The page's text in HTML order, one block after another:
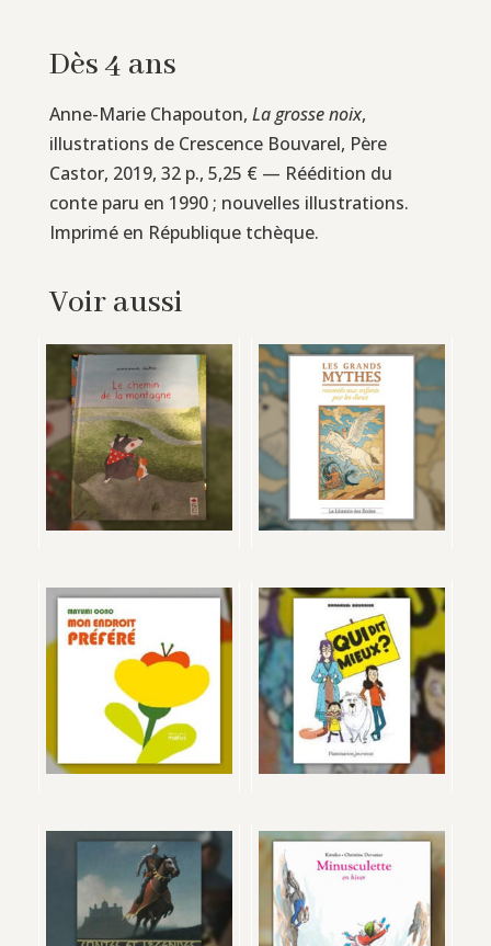
Dès 4 ans
Anne-Marie Chapouton, La grosse noix,
illustrations de Crescence Bouvarel, Père
Castor, 2019, 32 p., 5,25 € — Réédition du
conte paru en 1990 ; nouvelles illustrations.
Imprimé en République tchèque.
Voir aussi